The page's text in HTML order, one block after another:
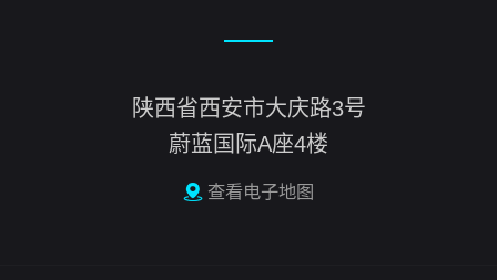
陕西省西安市大庆路3号
蔚蓝国际A座4楼
查看电子地图